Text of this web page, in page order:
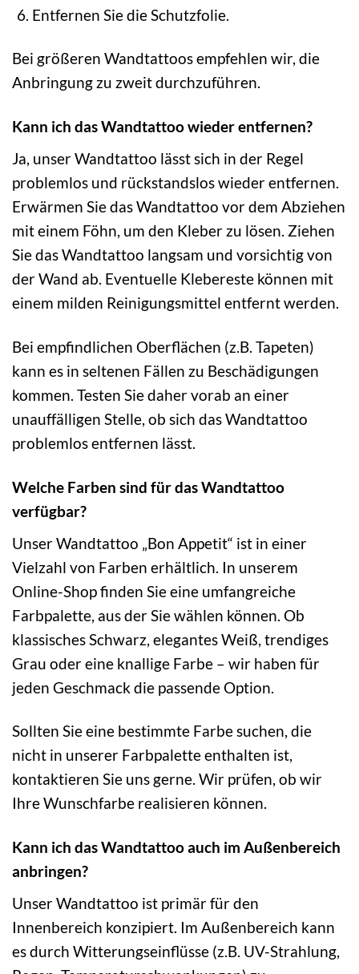
Entfernen Sie die Schutzfolie.
Bei größeren Wandtattoos empfehlen wir, die
Anbringung zu zweit durchzuführen.
Kann ich das Wandtattoo wieder entfernen?
Ja, unser Wandtattoo lässt sich in der Regel
problemlos und rückstandslos wieder entfernen.
Erwärmen Sie das Wandtattoo vor dem Abziehen
mit einem Föhn, um den Kleber zu lösen. Ziehen
Sie das Wandtattoo langsam und vorsichtig von
der Wand ab. Eventuelle Klebereste können mit
einem milden Reinigungsmittel entfernt werden.
Bei empfindlichen Oberflächen (z.B. Tapeten)
kann es in seltenen Fällen zu Beschädigungen
kommen. Testen Sie daher vorab an einer
unauffälligen Stelle, ob sich das Wandtattoo
problemlos entfernen lässt.
Welche Farben sind für das Wandtattoo
verfügbar?
Unser Wandtattoo „Bon Appetit“ ist in einer
Vielzahl von Farben erhältlich. In unserem
Online-Shop finden Sie eine umfangreiche
Farbpalette, aus der Sie wählen können. Ob
klassisches Schwarz, elegantes Weiß, trendiges
Grau oder eine knallige Farbe – wir haben für
jeden Geschmack die passende Option.
Sollten Sie eine bestimmte Farbe suchen, die
nicht in unserer Farbpalette enthalten ist,
kontaktieren Sie uns gerne. Wir prüfen, ob wir
Ihre Wunschfarbe realisieren können.
Kann ich das Wandtattoo auch im Außenbereich
anbringen?
Unser Wandtattoo ist primär für den
Innenbereich konzipiert. Im Außenbereich kann
es durch Witterungseinflüsse (z.B. UV-Strahlung,